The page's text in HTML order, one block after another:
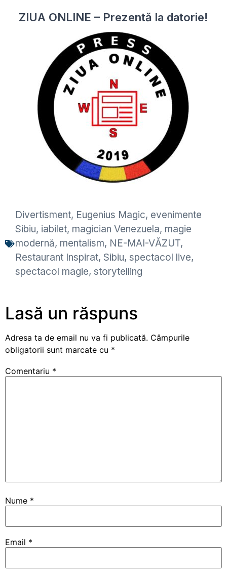
ZIUA ONLINE – Prezentă la datorie!
Divertisment, Eugenius Magic, evenimente
Sibiu, iabilet, magician Venezuela, magie
modernă, mentalism, NE-MAI-VĂZUT,
Restaurant Inspirat, Sibiu, spectacol live,
spectacol magie, storytelling
Lasă un răspuns
Adresa ta de email nu va fi publicată. Câmpurile
obligatorii sunt marcate cu *
Comentariu *
Nume *
Email *